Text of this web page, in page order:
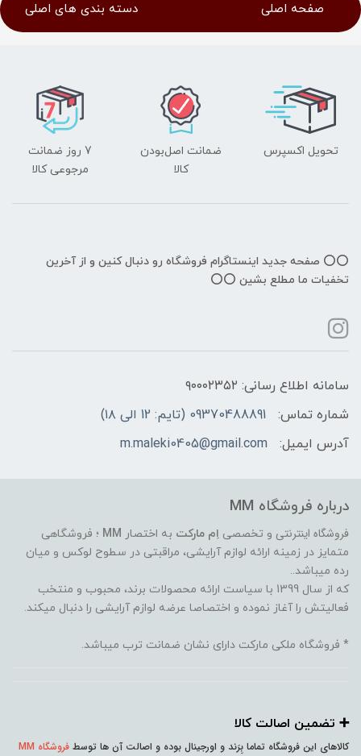
صفحه اصلی دسته بندی های اصلی
تحویل اکسپرس
ضمانت اصل‌بودن
کالا
7 روز ضمانت
مرجوعی کالا
⭕️⭕️ صفحه جدید اینستاگرام فروشگاه رو دنبال کنین و از آخرین
تخفیات ما مطلع بشین ⭕️⭕️
سامانه اطلاع رسانی: ۹۰۰۰۲۳۵۲
شماره تماس:
09370488891 (تایم: 12 الی ۱۸)
آدرس ایمیل:
m.maleki0405@gmail.com
درباره فروشگاه MM
فروشگاه اینترنتی و تخصصی اِم مارکت به اختصار MM ؛ فروشگاهی
متمایز در زمینه ارائه لوازم آرایشی، مراقبتی در سطوح لوکس و میان
رده میباشد..
که از سال 1399 با سیاست ارائه محصولات برند، محبوب و منتخب
فعالیتش را آغاز نموده و اختصاصا عرضه لوازم آرایشی را دنبال میکند.
* فروشگاه ملکی مارکت دارای نشان ضمانت ترب میباشد.
➕️ تضمین اصالت کالا
کالاهای این فروشگاه تماما بِرَند و اورجینال بوده و اصالت آن ها توسط فروشگاه MM